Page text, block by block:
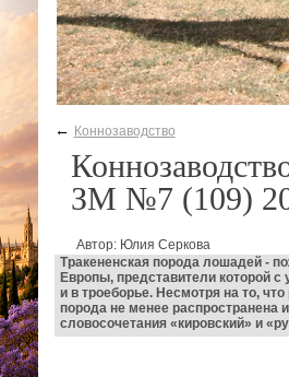
← Коннозаводство
ЗМ №7 (109)
Автор: Юлия Серкова
Тракененская порода лошадей -
Европы, представители которой
и в троеборье. Несмотря на то,
порода не менее распространена
словосочетания «кировский» и